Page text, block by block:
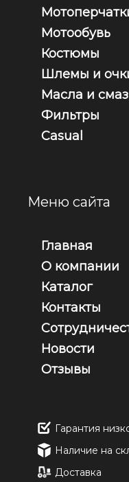
Мотообувь
Костюмы
Шлемы и
Масла и
Фильтры
Casual
Меню сайта
Главная
О компании
Каталог
Контакты
Новости
Отзывы
Гарантия
Наличие на
Доставка